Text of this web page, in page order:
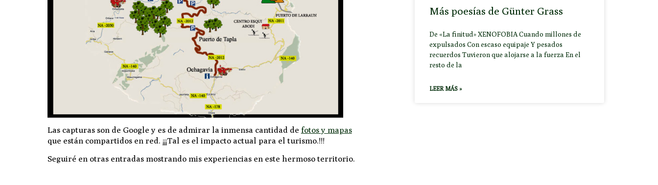
Las capturas son de Google y es de admirar la inmensa cantidad de fotos y mapas
que están compartidos en red. ¡¡¡Tal es el impacto actual para el turismo.!!!
Seguiré en otras entradas mostrando mis experiencias en este hermoso territorio.
Más poesías de Günter Grass
De «La finitud» XENOFOBIA Cuando millones de
expulsados Con escaso equipaje Y pesados
recuerdos Tuvieron que alojarse a la fuerza En el
resto de la
LEER MÁS »